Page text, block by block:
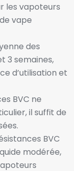
les vapoteurs
vape
des
3 semaines,
d’utilisation et
BVC ne
il suffit de
BVC
modérée,